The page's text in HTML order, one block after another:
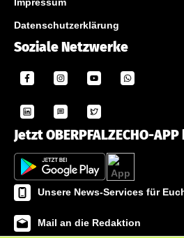
Datenschutzerklärung
Soziale Netzwerke
Jetzt OBERPFALZECHO-
Unsere News-Services für
Mail an die Redaktion